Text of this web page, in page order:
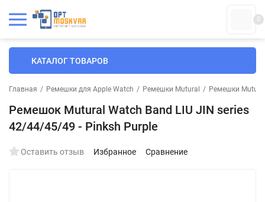
0
КАТАЛОГ ТОВАРОВ
Главная / Ремешки для Apple Watch / Ремешки Mutural / Ремешки
Ремешок Mutural Watch Band LIU JIN series
42/44/45/49 - Pinksh Purple
Оставить отзыв Избранное Сравнение